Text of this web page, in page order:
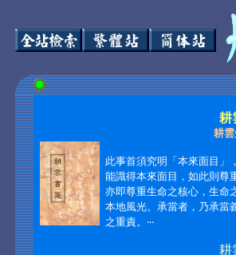
耕
耕
此事首須究明「本來面目」
能識得本來面目，如此則尊
亦即尊重生命之核心，生命
本地風光。承當者，乃承當
之重責。 ‧‧‧
耕